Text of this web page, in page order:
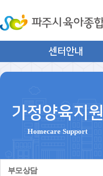
센터안내
가정양육지원
Homecare Support
부모상담